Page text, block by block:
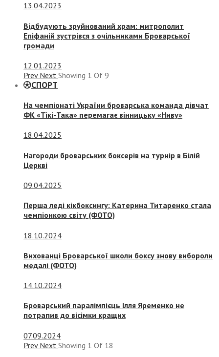
13.04.2023
Відбудують зруйнований храм: митрополит
Епіфаній зустрівся з очільниками Броварської
громади
12.01.2023
Prev Next Showing 1 Of 9
СПОРТ
На чемпіонаті України броварська команда дівчат
ФК «Тікі-Така» перемагає вінницьку «Ниву»
18.04.2025
Нагороди броварських боксерів на турнір в Білій
Церкві
09.04.2025
Перша леді кікбоксингу: Катерина Титаренко стала
чемпіонкою світу (ФОТО)
18.10.2024
Вихованці Броварської школи боксу знову вибороли
медалі (ФОТО)
14.10.2024
Броварський паралімпієць Ілля Яременко не
потрапив до вісімки кращих
07.09.2024
Prev Next Showing 1 Of 18